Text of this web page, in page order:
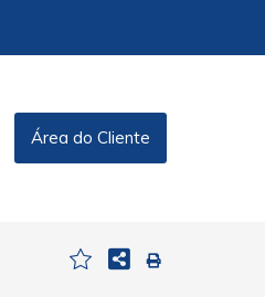
Área do Cliente